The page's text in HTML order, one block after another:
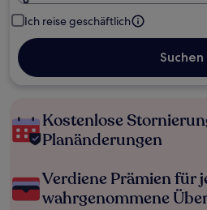
Ich reise geschäftlich
Suchen
Kostenlose
Planänderungen
Verdiene Prämien für
wahrgenommene